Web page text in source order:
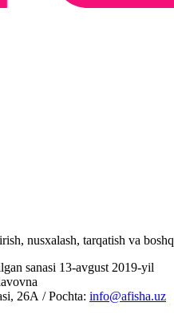
nusxalash, tarqatish va
sanasi 13-avgust 2019-yil
26А / Pochta: info@afisha.uz